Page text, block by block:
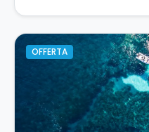
OFFERTA